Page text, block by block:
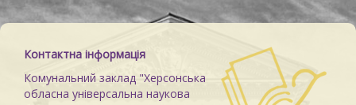
Контактна інформація
Комунальний заклад "Херсонська
обласна універсальна наукова